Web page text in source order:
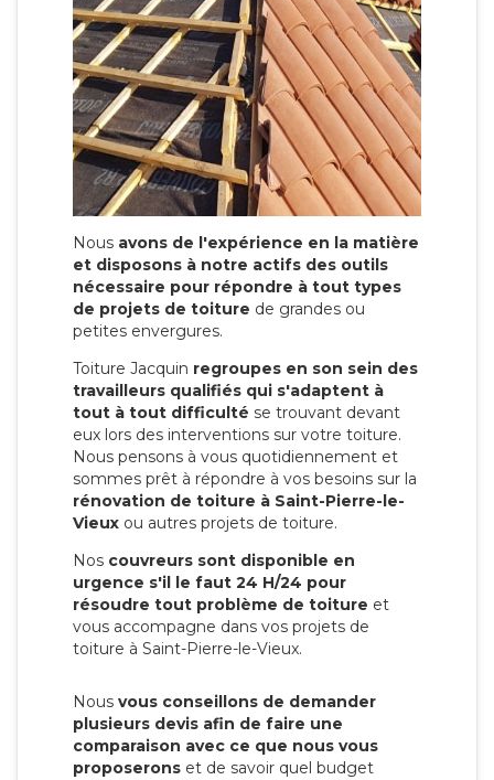
Nous avons de l'expérience en la matière
et disposons à notre actifs des outils
nécessaire pour répondre à tout types
de projets de toiture de grandes ou
petites envergures.
Toiture Jacquin regroupes en son sein des
travailleurs qualifiés qui s'adaptent à
tout à tout difficulté se trouvant devant
eux lors des interventions sur votre toiture.
Nous pensons à vous quotidiennement et
sommes prêt à répondre à vos besoins sur la
rénovation de toiture à Saint-Pierre-le-
Vieux ou autres projets de toiture.
Nos couvreurs sont disponible en
urgence s'il le faut 24 H/24 pour
résoudre tout problème de toiture et
vous accompagne dans vos projets de
toiture à Saint-Pierre-le-Vieux.
Nous vous conseillons de demander
plusieurs devis afin de faire une
comparaison avec ce que nous vous
proposerons et de savoir quel budget